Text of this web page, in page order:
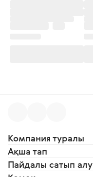
Компания туралы
Ақша тап
Пайдалы сатып алу